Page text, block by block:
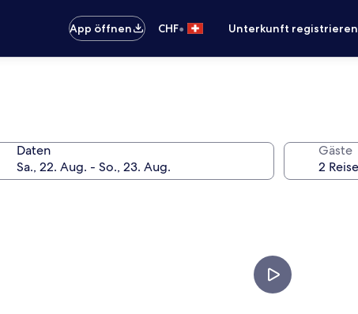
App öffnen CHF• Unterkunft registrieren
Daten Gäste